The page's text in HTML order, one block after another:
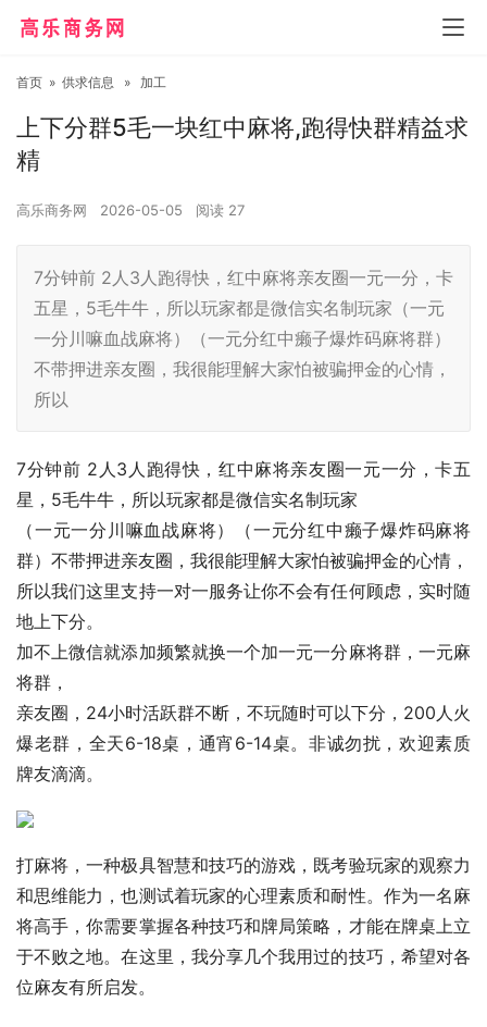
首页 » 供求信息 » 加工
上下分群5毛一块红中麻将,跑得快群精益求
精
高乐商务网 2026-05-05 阅读 27
7分钟前 2人3人跑得快，红中麻将亲友圈一元一分，卡
五星，5毛牛牛，所以玩家都是微信实名制玩家（一元
一分川嘛血战麻将）（一元分红中癞子爆炸码麻将群）
不带押进亲友圈，我很能理解大家怕被骗押金的心情，
所以
7分钟前 2人3人跑得快，红中麻将亲友圈一元一分，卡五
星，5毛牛牛，所以玩家都是微信实名制玩家
（一元一分川嘛血战麻将）（一元分红中癞子爆炸码麻将
群）不带押进亲友圈，我很能理解大家怕被骗押金的心情，
所以我们这里支持一对一服务让你不会有任何顾虑，实时随
地上下分。
加不上微信就添加频繁就换一个加一元一分麻将群，一元麻
将群，
亲友圈，24小时活跃群不断，不玩随时可以下分，200人火
爆老群，全天6-18桌，通宵6-14桌。非诚勿扰，欢迎素质
牌友滴滴。
打麻将，一种极具智慧和技巧的游戏，既考验玩家的观察力
和思维能力，也测试着玩家的心理素质和耐性。作为一名麻
将高手，你需要掌握各种技巧和牌局策略，才能在牌桌上立
于不败之地。在这里，我分享几个我用过的技巧，希望对各
位麻友有所启发。